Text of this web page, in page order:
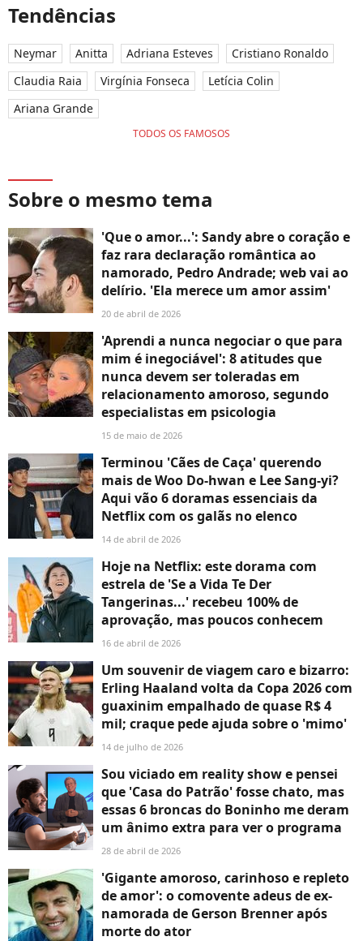
Tendências
Neymar Anitta Adriana Esteves
Cristiano Ronaldo
Claudia Raia
Virgínia Fonseca
Letícia Colin
Ariana Grande
TODOS OS FAMOSOS
Sobre o mesmo tema
'Que o amor...': Sandy abre o coração e
faz rara declaração romântica ao
namorado, Pedro Andrade; web vai ao
delírio. 'Ela merece um amor assim'
20 de abril de 2026
'Aprendi a nunca negociar o que para
mim é inegociável': 8 atitudes que
nunca devem ser toleradas em
relacionamento amoroso, segundo
especialistas em psicologia
15 de maio de 2026
Terminou 'Cães de Caça' querendo
mais de Woo Do-hwan e Lee Sang-yi?
Aqui vão 6 doramas essenciais da
Netflix com os galãs no elenco
14 de abril de 2026
Hoje na Netflix: este dorama com
estrela de 'Se a Vida Te Der
Tangerinas...' recebeu 100% de
aprovação, mas poucos conhecem
16 de abril de 2026
Um souvenir de viagem caro e bizarro:
Erling Haaland volta da Copa 2026 com
guaxinim empalhado de quase R$ 4
mil; craque pede ajuda sobre o 'mimo'
14 de julho de 2026
Sou viciado em reality show e pensei
que 'Casa do Patrão' fosse chato, mas
essas 6 broncas do Boninho me deram
um ânimo extra para ver o programa
28 de abril de 2026
'Gigante amoroso, carinhoso e repleto
de amor': o comovente adeus de ex-
namorada de Gerson Brenner após
morte do ator